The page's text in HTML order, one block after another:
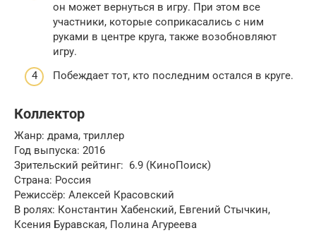
он может вернуться в игру. При этом все
участники, которые соприкасались с ним
руками в центре круга, также возобновляют
игру.
Побеждает тот, кто последним остался в круге.
Коллектор
Жанр: драма, триллер
Год выпуска: 2016
Зрительский рейтинг: ️ 6.9 (КиноПоиск)
Страна: Россия
Режиссёр: Алексей Красовский
В ролях: Константин Хабенский, Евгений Стычкин,
Ксения Буравская, Полина Агуреева